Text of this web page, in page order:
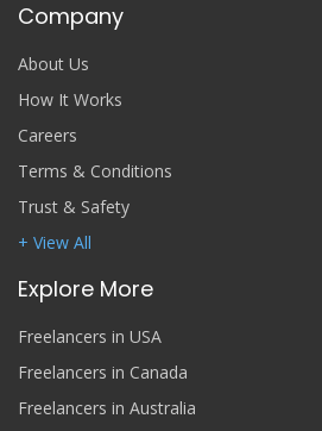
Company
About Us
How It Works
Careers
Terms & Conditions
Trust & Safety
+ View All
Explore More
Freelancers in USA
Freelancers in Canada
Freelancers in Australia